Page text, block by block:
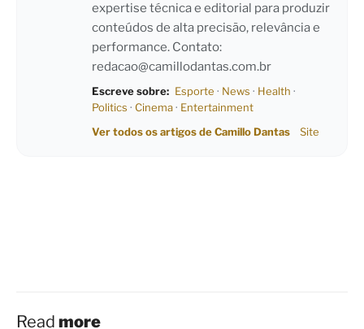
expertise técnica e editorial para produzir
conteúdos de alta precisão, relevância e
performance. Contato:
redacao@camillodantas.com.br
Escreve sobre: Esporte · News · Health ·
Politics · Cinema· Entertainment
Ver todos os artigos de Camillo Dantas
Site
Read more